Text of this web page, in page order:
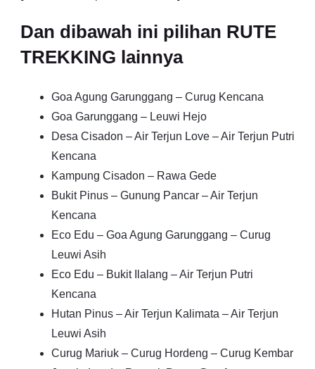
Dan dibawah ini pilihan RUTE
TREKKING lainnya
Goa Agung Garunggang – Curug Kencana
Goa Garunggang – Leuwi Hejo
Desa Cisadon – Air Terjun Love – Air Terjun Putri
Kencana
Kampung Cisadon – Rawa Gede
Bukit Pinus – Gunung Pancar – Air Terjun
Kencana
Eco Edu – Goa Agung Garunggang – Curug
Leuwi Asih
Eco Edu – Bukit Ilalang – Air Terjun Putri
Kencana
Hutan Pinus – Air Terjun Kalimata – Air Terjun
Leuwi Asih
Curug Mariuk – Curug Hordeng – Curug Kembar